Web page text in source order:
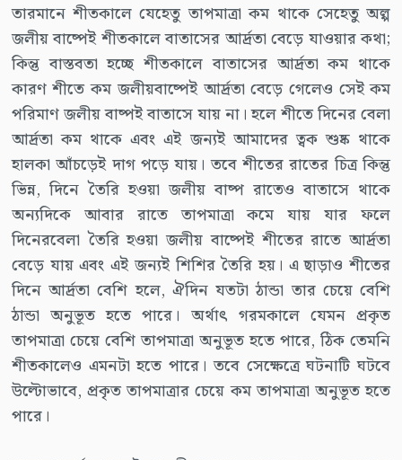
তারমানে শীতকালে যেহেতু তাপমাত্রা কম থাকে সেহেতু অল্প
জলীয় বাষ্পেই শীতকালে বাতাসের আর্দ্রতা বেড়ে যাওয়ার কথা;
কিন্তু বাস্তবতা হচ্ছে শীতকালে বাতাসের আর্দ্রতা কম থাকে
কারণ শীতে কম জলীয়বাষ্পেই আর্দ্রতা বেড়ে গেলেও সেই কম
পরিমাণ জলীয় বাষ্পই বাতাসে যায় না। হলে শীতে দিনের বেলা
আর্দ্রতা কম থাকে এবং এই জন্যই আমাদের ত্বক শুষ্ক থাকে
হালকা আঁচড়েই দাগ পড়ে যায়। তবে শীতের রাতের চিত্র কিন্তু
ভিন্ন, দিনে তৈরি হওয়া জলীয় বাষ্প রাতেও বাতাসে থাকে
অন্যদিকে আবার রাতে তাপমাত্রা কমে যায় যার ফলে
দিনেরবেলা তৈরি হওয়া জলীয় বাষ্পেই শীতের রাতে আর্দ্রতা
বেড়ে যায় এবং এই জন্যই শিশির তৈরি হয়। এ ছাড়াও শীতের
দিনে আর্দ্রতা বেশি হলে, ঐদিন যতটা ঠান্ডা তার চেয়ে বেশি
ঠান্ডা অনুভূত হতে পারে। অর্থাৎ গরমকালে যেমন প্রকৃত
তাপমাত্রা চেয়ে বেশি তাপমাত্রা অনুভূত হতে পারে, ঠিক তেমনি
শীতকালেও এমনটা হতে পারে। তবে সেক্ষেত্রে ঘটনাটি ঘটবে
উল্টোভাবে, প্রকৃত তাপমাত্রার চেয়ে কম তাপমাত্রা অনুভূত হতে
পারে।